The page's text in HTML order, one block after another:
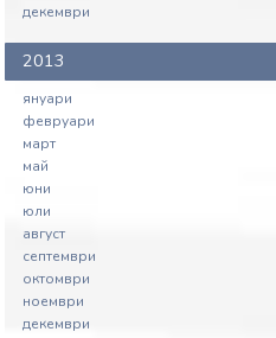
декември
2013
януари
февруари
март
май
юни
юли
август
септември
октомври
ноември
декември